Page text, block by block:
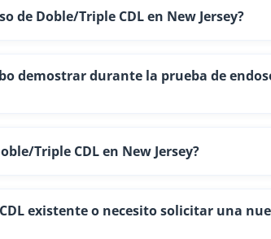
de Doble/Triple CDL en New Jersey?
demostrar durante la prueba de
Triple CDL en New Jersey?
existente o necesito solicitar una